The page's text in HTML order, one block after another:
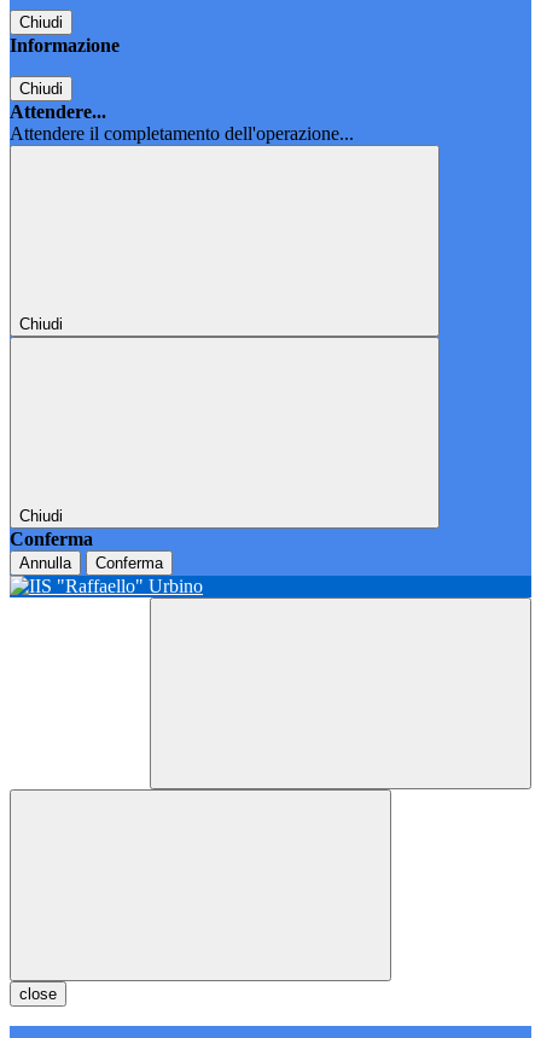
Chiudi
Informazione
Chiudi
Attendere...
Attendere il completamento dell'operazione...
Chiudi
Chiudi
Conferma
Annulla Conferma
close